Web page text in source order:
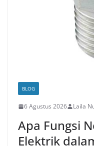
BLOG
6 Agustus 2026 Laila
Apa Fungsi
Elektrik